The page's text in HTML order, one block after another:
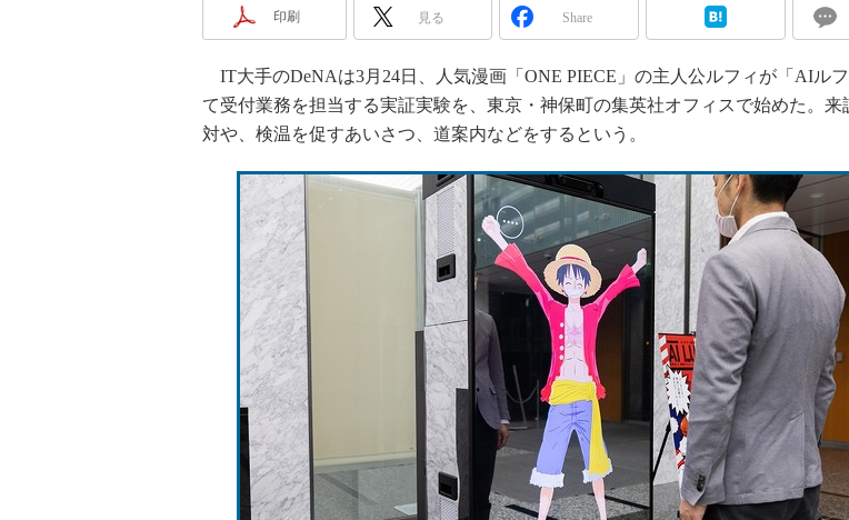
印刷 見る Share
IT大手のDeNAは3月24日、人気漫画「ONE PIECE」の主人公ルフィが「AIル
て受付業務を担当する実証実験を、東京・神保町の集英社オフィスで始めた。来
対や、検温を促すあいさつ、道案内などをするという。